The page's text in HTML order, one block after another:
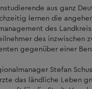
aus ganz
lernen die
des
des
gegenüber einer
Stefan
das ländliche Leben